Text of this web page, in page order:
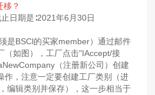
？
期是∶2021年6月30日
BSCl的买家member）通过邮件
（如图），工厂点击"IAccept/接
（注册新公司）创建
作，注意一定要创建工厂类别（进
编辑类别并保存），这一步相当于